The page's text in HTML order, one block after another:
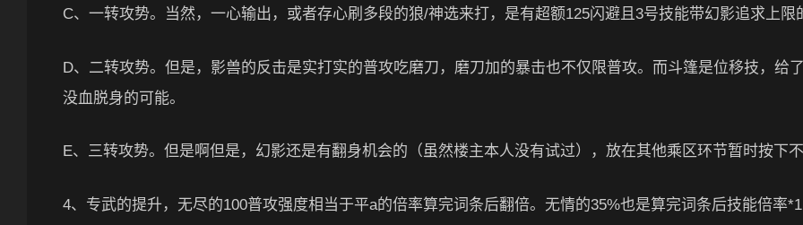
C、一转攻势。当然，一心输出，或者存心刷多段的狼/神选来打，是有超额125闪避且3号技能带幻影追求上限
D、二转攻势。但是，影兽的反击是实打实的普攻吃磨刀，磨刀加的暴击也不仅限普攻。而斗篷是位移技，给
没血脱身的可能。
E、三转攻势。但是啊但是，幻影还是有翻身机会的（虽然楼主本人没有试过），放在其他乘区环节暂时按下
4、专武的提升，无尽的100普攻强度相当于平a的倍率算完词条后翻倍。无情的35%也是算完词条后技能倍率